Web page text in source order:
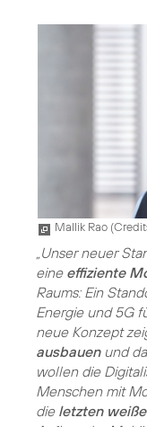
Mallik Rao (
„Unser neuer
eine effiziente
Raums: Ein
Energie und 5G
neue Konzept
ausbauenund
wollen die
Menschen mit
die letzten